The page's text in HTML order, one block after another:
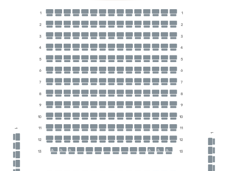
1 1
2 2
3 3
4 4
5 5
6 6
7 7
8 8
9 9
10 10
11 11
12 12
13 13
1
1